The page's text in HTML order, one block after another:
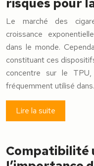
Le marché des
croissance
dans le monde.
constituant ces
concentre sur le TPU,
fréquemment utilisé
Lire la suite
Compatibilité